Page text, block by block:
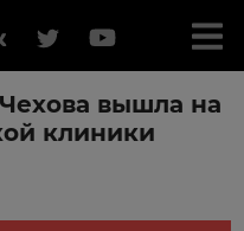
вышла на
клиники